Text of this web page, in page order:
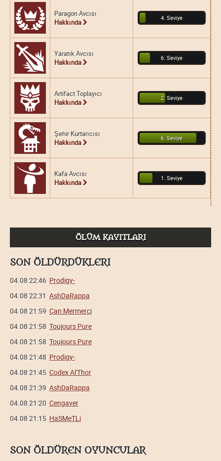
Paragon Avcısı
Hakkında
4. Seviye
Yaratık Avcısı
Hakkında
6. Seviye
Artifact Toplayıcı
Hakkında
2. Seviye
Şehir Kurtarıcısı
Hakkında
6. Seviye
Kafa Avcısı
Hakkında
1. Seviye
ÖLÜM KAYITLARI
SON ÖLDÜRDÜKLERI
04.08 22:46 Prodigy-
04.08 22:31 AshDaRappa
04.08 21:59 Can Mermerci
04.08 21:58 Toujours Pure
04.08 21:58 Toujours Pure
04.08 21:48 Prodigy-
04.08 21:45 Codex Al'Thor
04.08 21:39 AshDaRappa
04.08 21:20 Cengaver
04.08 21:15 HaSMeTLi
SON ÖLDÜREN OYUNCULAR